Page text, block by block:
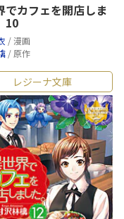
でカフェを開店しま
10
/ 漫画
/ 原作
レジーナ文庫